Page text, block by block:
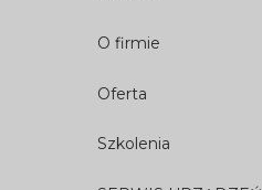
O firmie
Oferta
Szkolenia